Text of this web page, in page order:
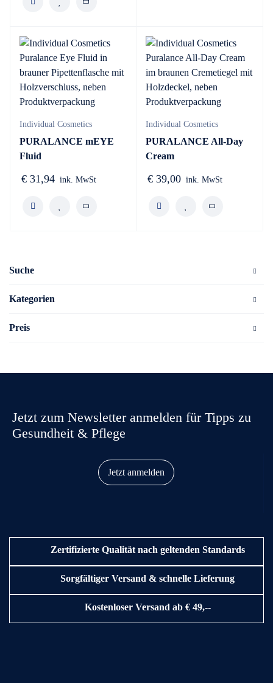
Suche
Kategorien
Preis
Individual Cosmetics
PURALANCE mEYE
Fluid
€ 31,94 ink. MwSt
Individual Cosmetics
PURALANCE All-Day
Cream
€ 39,00 ink. MwSt
Jetzt zum Newsletter anmelden für Tipps zu
Gesundheit & Pflege
Jetzt anmelden
Zertifizierte Qualität nach geltenden Standards
Sorgfältiger Versand & schnelle Lieferung
Kostenloser Versand ab € 49,--